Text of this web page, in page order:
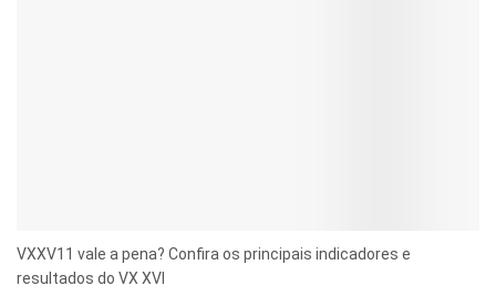
VXXV11 vale a pena? Confira os principais indicadores e
resultados do VX XVI